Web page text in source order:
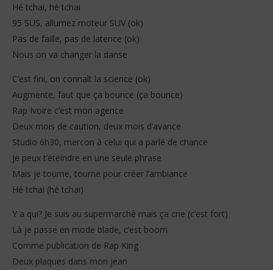
Hé tchai, hé tchai
95 SUS, allumez moteur SUV (ok)
Pas de faille, pas de latence (ok)
Nous on va changer la danse
C’est fini, on connaît la science (ok)
Augmente, faut que ça bounce (ça bounce)
Rap Ivoire c’est mon agence
Deux mois de caution, deux mois d’avance
Studio 6h30, mercon à celui qui a parlé de chance
Je peux t’éteindre en une seule phrase
Mais je tourne, tourne pour créer l’ambiance
Hé tchai (hé tchai)
Y a qui? Je suis au supermarché mais ça crie (c’est fort)
Là je passe en mode blade, c’est boom
Comme publication de Rap King
Deux plaques dans mon jean